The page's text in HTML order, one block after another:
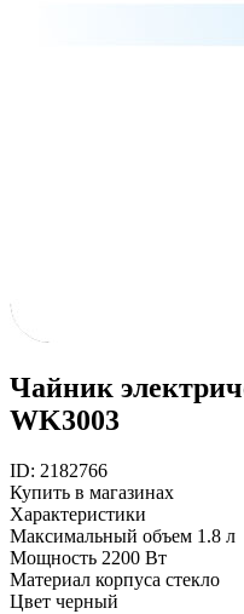
Чайник
WK3003
ID: 2182766
Купить в магазинах
Характеристики
Максимальный объем 1.8 л
Мощность 2200 Вт
Материал корпуса стекло
Цвет черный